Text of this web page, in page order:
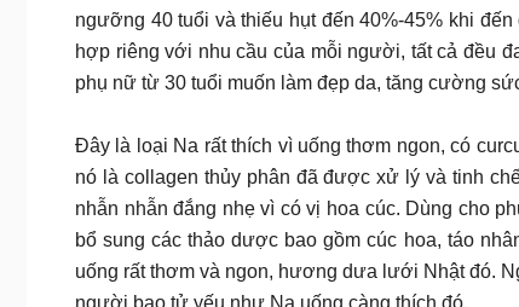
ngưỡng 40 tuổi và thiếu hụt đến 40%-45% khi
hợp riêng với nhu cầu của mỗi người, tất cả đều
phụ nữ từ 30 tuổi muốn làm đẹp da, tăng cường
Đây là loại Na rất thích vì uống thơm ngon, có
nó là collagen thủy phân đã được xử lý và tinh
nhẫn nhẫn đắng nhẹ vì có vị hoa cúc. Dùng cho
bổ sung các thảo dược bao gồm cúc hoa, táo
uống rất thơm và ngon, hương dưa lưới Nhật đó.
người bao tử yếu như Na uống càng thích đó.